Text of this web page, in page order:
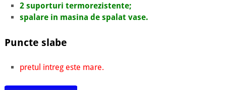
2 suporturi termorezistente;
spalare in masina de spalat vase.
Puncte slabe
pretul intreg este mare.